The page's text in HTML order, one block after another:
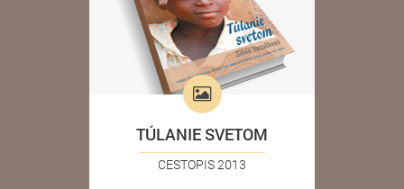
TÚLANIE SVETOM
CESTOPIS 2013